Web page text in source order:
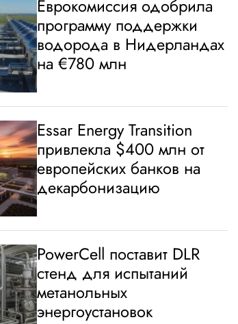
Еврокомиссия одобрила
программу поддержки
водорода в Нидерландах
на €780 млн
Essar Energy Transition
привлекла $400 млн от
европейских банков на
декарбонизацию
PowerCell поставит DLR
стенд для испытаний
метанольных
энергоустановок